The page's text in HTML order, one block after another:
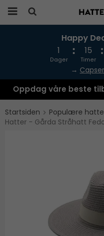
Produktet har
Happy
1
Dager
15
Timer
→ Capser
Oppdag våre beste
Startsiden Populære
Hatter - Gårda Stråhatt